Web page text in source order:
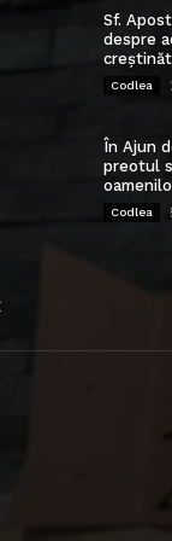
Sf.
despre
Codlea
În Ajun
preotul
Codlea